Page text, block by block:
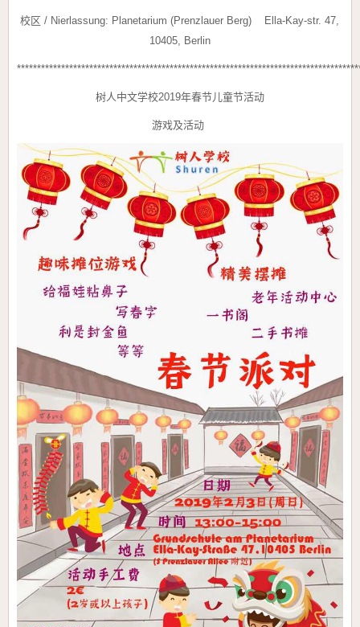
校区 / Nierlassung: Planetarium (Prenzlauer Berg) Ella-Kay-str. 47,
10405, Berlin
树人中文学校2019年春节儿童节活动
游戏及活动